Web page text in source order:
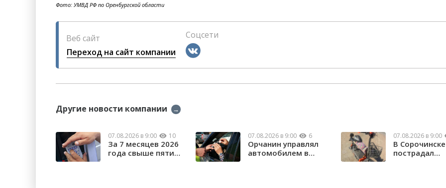
Фото: УМВД РФ по Оренбургской области
Веб сайт
Переход на сайт компании
Соцсети
Другие новости компании →
07.08.2026 в 9:00 10
За 7 месяцев 2026
года свыше пяти
07.08.2026 в 9:00 6
Орчанин управлял
автомобилем в
07.08.2026 в 9:00
В
пострадал